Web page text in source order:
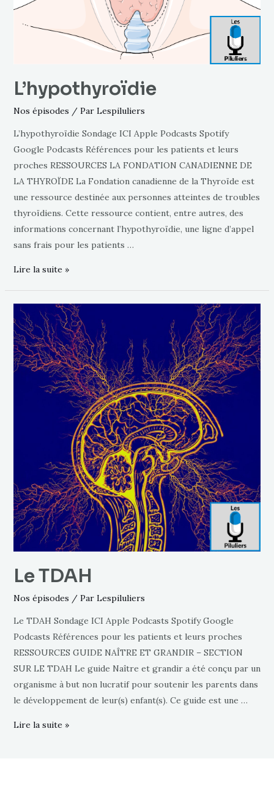
L’hypothyroïdie
Nos épisodes / Par Lespiluliers
L’hypothyroïdie Sondage ICI Apple Podcasts Spotify
Google Podcasts Références pour les patients et leurs
proches RESSOURCES LA FONDATION CANADIENNE DE
LA THYROÏDE La Fondation canadienne de la Thyroïde est
une ressource destinée aux personnes atteintes de troubles
thyroïdiens. Cette ressource contient, entre autres, des
informations concernant l’hypothyroïdie, une ligne d’appel
sans frais pour les patients …
Lire la suite »
Le TDAH
Nos épisodes / Par Lespiluliers
Le TDAH Sondage ICI Apple Podcasts Spotify Google
Podcasts Références pour les patients et leurs proches
RESSOURCES GUIDE NAÎTRE ET GRANDIR – SECTION
SUR LE TDAH Le guide Naître et grandir a été conçu par un
organisme à but non lucratif pour soutenir les parents dans
le développement de leur(s) enfant(s). Ce guide est une …
Lire la suite »